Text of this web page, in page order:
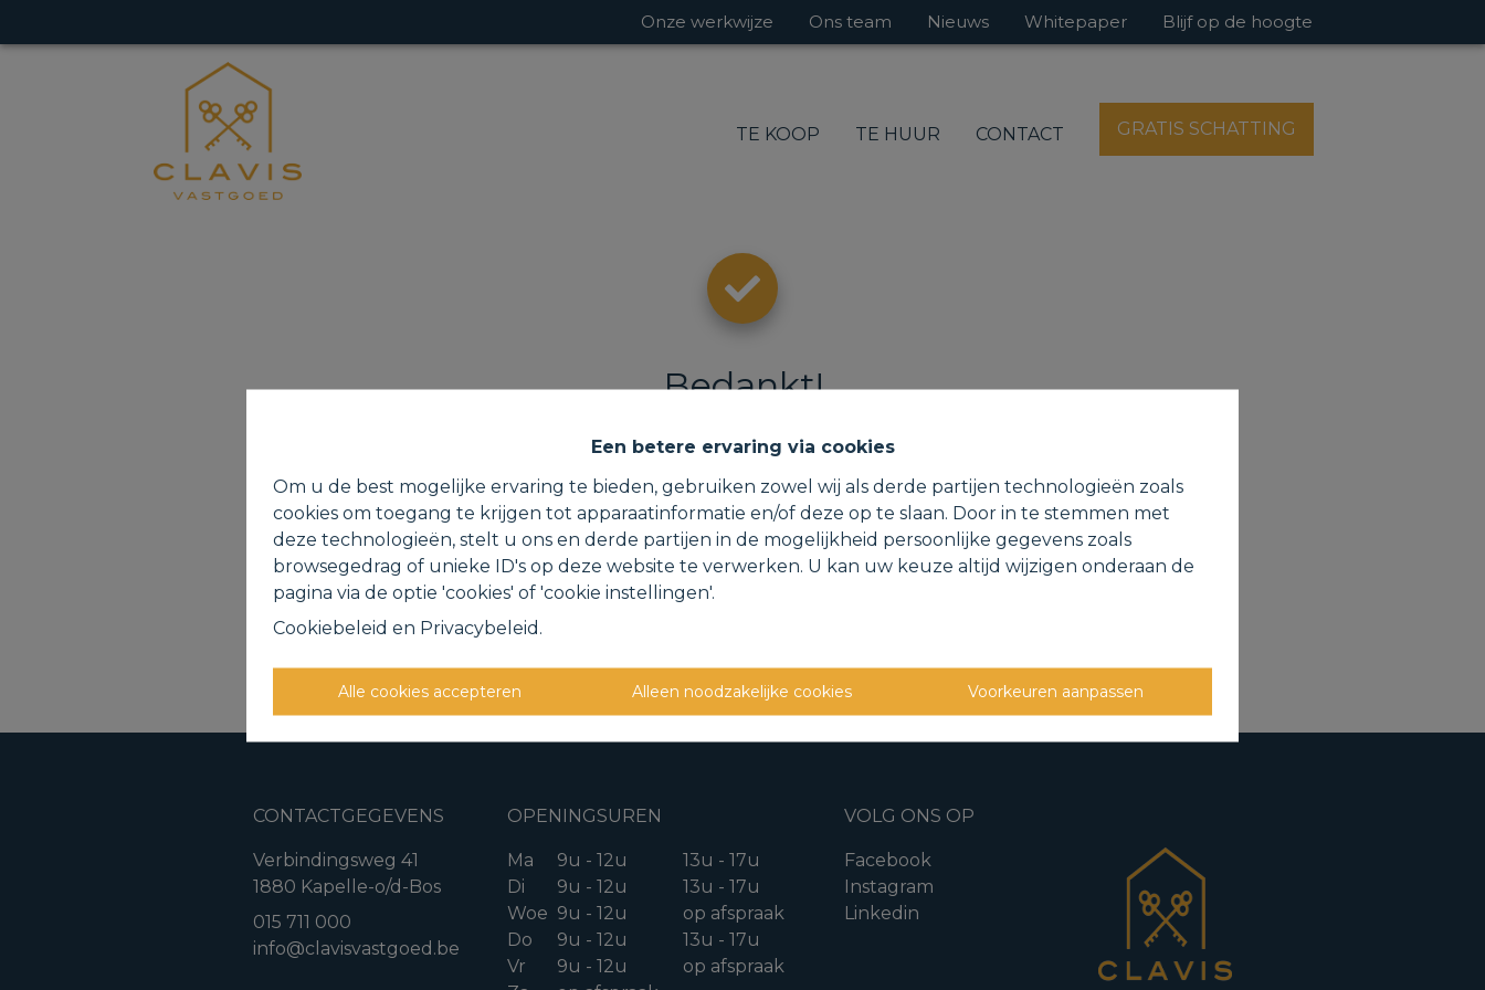
Een betere ervaring via cookies
Om u de best mogelijke ervaring te bieden, gebruiken zowel wij als derde partijen technologieën zoals
cookies om toegang te krijgen tot apparaatinformatie en/of deze op te slaan. Door in te stemmen met
deze technologieën, stelt u ons en derde partijen in de mogelijkheid persoonlijke gegevens zoals
browsegedrag of unieke ID's op deze website te verwerken. U kan uw keuze altijd wijzigen onderaan de
pagina via de optie 'cookies' of 'cookie instellingen'.
Cookiebeleid en Privacybeleid .
Alle cookies accepteren Alleen noodzakelijke cookies Voorkeuren aanpassen
Onze werkwijze Ons team Nieuws Whitepaper Blijf op de hoogte
TE KOOP TE HUUR CONTACT GRATIS SCHATTING
Bedankt!
Terug naar de vorige pagina Terug naar de homepagina
CONTACTGEGEVENS
Verbindingsweg 41
1880 Kapelle-o/d-Bos
015 711 000
info@clavisvastgoed.be
OPENINGSUREN
Ma 9u - 12u
13u - 17u
Di
9u - 12u
13u - 17u
Woe 9u - 12u
op afspraak
Do
9u - 12u
13u - 17u
Vr
9u - 12u
op afspraak
VOLG ONS OP
Facebook
Instagram
Linkedin